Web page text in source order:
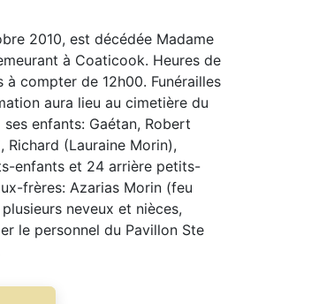
2010, est décédée Madame
à Coaticook. Heures de
à compter de 12h00. Funérailles
aura lieu au cimetière du
enfants: Gaétan, Robert
Richard (Lauraine Morin),
enfants et 24 arrière petits-
frères: Azarias Morin (feu
neveux et nièces,
le personnel du Pavillon Ste